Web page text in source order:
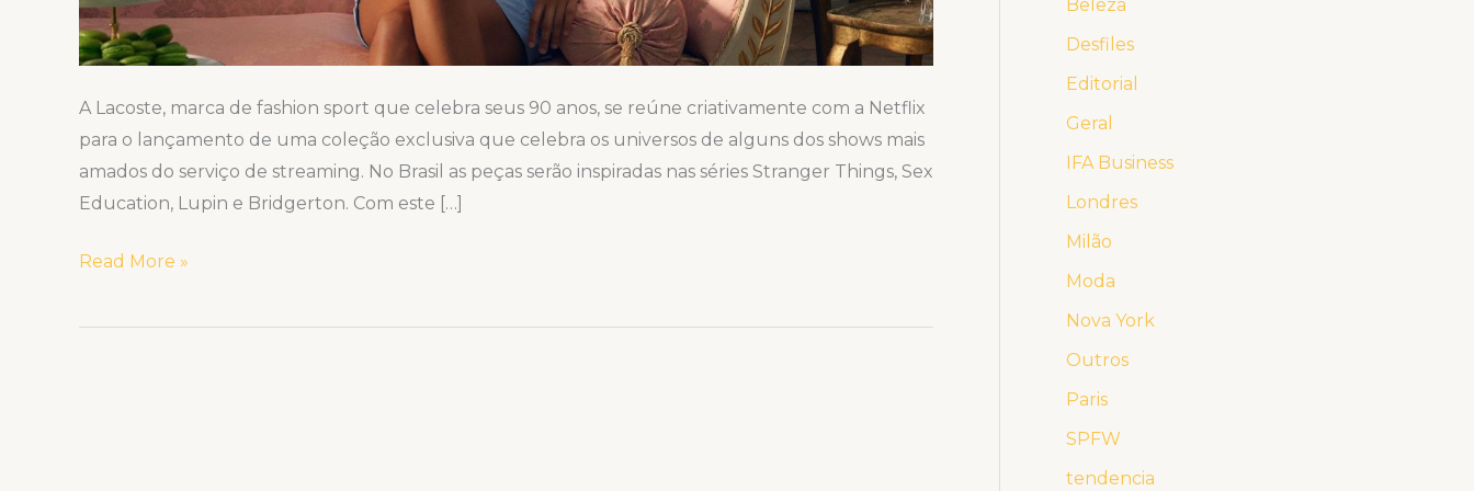
A Lacoste, marca de fashion sport que celebra seus 90 anos, se reúne criativamente com a Netflix
para o lançamento de uma coleção exclusiva que celebra os universos de alguns dos shows mais
amados do serviço de streaming. No Brasil as peças serão inspiradas nas séries Stranger Things, Sex
Education, Lupin e Bridgerton. Com este […]
Read More »
Beleza
Desfiles
Editorial
Geral
IFA Business
Londres
Milão
Moda
Nova York
Outros
Paris
SPFW
tendencia